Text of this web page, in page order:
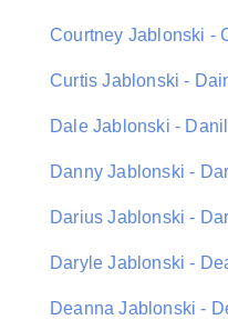
Courtney Jablonski -
Curtis Jablonski -
Dale Jablonski -
Danny Jablonski -
Darius Jablonski -
Daryle Jablonski -
Deanna Jablonski -